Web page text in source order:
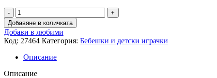
количество
за
Палатка
за
игра
-
Пожарна
кола
Добавяне в количката
Добави в любими
Код: 27464 Категория: Бебешки и детски играчки
Описание
Описание